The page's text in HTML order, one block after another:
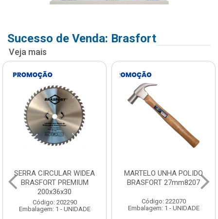
Sucesso de Venda: Brasfort
Veja mais
SERRA CIRCULAR WIDEA
BRASFORT PREMIUM
200x36x30
Código: 202290
Embalagem: 1 - UNIDADE
MARTELO UNHA POLIDO
BRASFORT 27mm8207
Código: 222070
Embalagem: 1 - UNIDADE